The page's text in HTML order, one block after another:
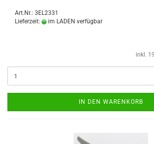
Art.Nr.: 3EL2331
Lieferzeit:
im LADEN verfügbar
inkl.
IN DEN WARENKORB